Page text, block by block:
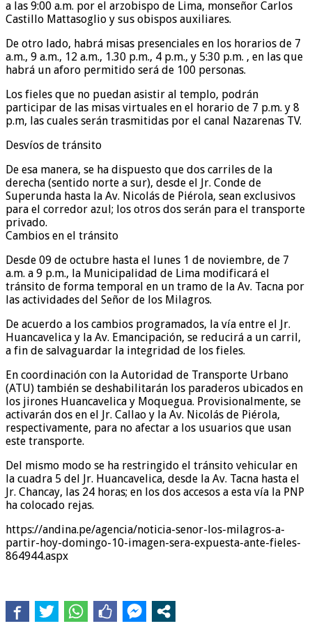
a las 9:00 a.m. por el arzobispo de Lima, monseñor Carlos
Castillo Mattasoglio y sus obispos auxiliares.
De otro lado, habrá misas presenciales en los horarios de 7
a.m., 9 a.m., 12 a.m., 1.30 p.m., 4 p.m., y 5:30 p.m. , en las que
habrá un aforo permitido será de 100 personas.
Los fieles que no puedan asistir al templo, podrán
participar de las misas virtuales en el horario de 7 p.m. y 8
p.m, las cuales serán trasmitidas por el canal Nazarenas TV.
Desvíos de tránsito
De esa manera, se ha dispuesto que dos carriles de la
derecha (sentido norte a sur), desde el Jr. Conde de
Superunda hasta la Av. Nicolás de Piérola, sean exclusivos
para el corredor azul; los otros dos serán para el transporte
privado.
Cambios en el tránsito
Desde 09 de octubre hasta el lunes 1 de noviembre, de 7
a.m. a 9 p.m., la Municipalidad de Lima modificará el
tránsito de forma temporal en un tramo de la Av. Tacna por
las actividades del Señor de los Milagros.
De acuerdo a los cambios programados, la vía entre el Jr.
Huancavelica y la Av. Emancipación, se reducirá a un carril,
a fin de salvaguardar la integridad de los fieles.
En coordinación con la Autoridad de Transporte Urbano
(ATU) también se deshabilitarán los paraderos ubicados en
los jirones Huancavelica y Moquegua. Provisionalmente, se
activarán dos en el Jr. Callao y la Av. Nicolás de Piérola,
respectivamente, para no afectar a los usuarios que usan
este transporte.
Del mismo modo se ha restringido el tránsito vehicular en
la cuadra 5 del Jr. Huancavelica, desde la Av. Tacna hasta el
Jr. Chancay, las 24 horas; en los dos accesos a esta vía la PNP
ha colocado rejas.
https://andina.pe/agencia/noticia-senor-los-milagros-a-
partir-hoy-domingo-10-imagen-sera-expuesta-ante-fieles-
864944.aspx